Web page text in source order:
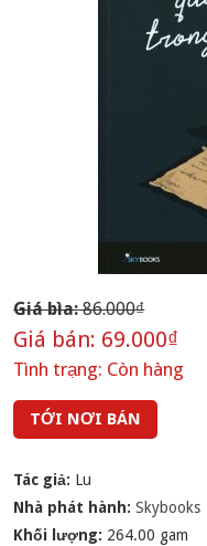
Giá bìa:86.000₫
Giá bán: 69.000₫
Tình trạng: Còn hàng
TỚI NƠI BÁN
Tác giả: Lu
Nhà phát hành:Skybooks
Khối lượng: 264.00 gam